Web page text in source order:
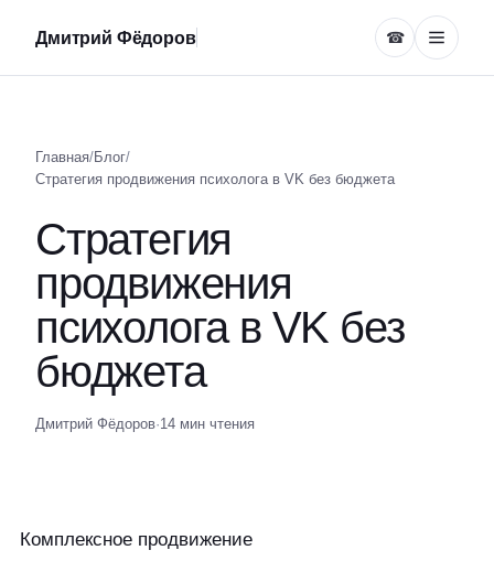
Дмитрий Фёдоров ☎
Главная/Блог/
Стратегия продвижения психолога в VK без бюджета
Стратегия
продвижения
психолога в VK без
бюджета
Дмитрий Фёдоров·14 мин чтения
Комплексное продвижение